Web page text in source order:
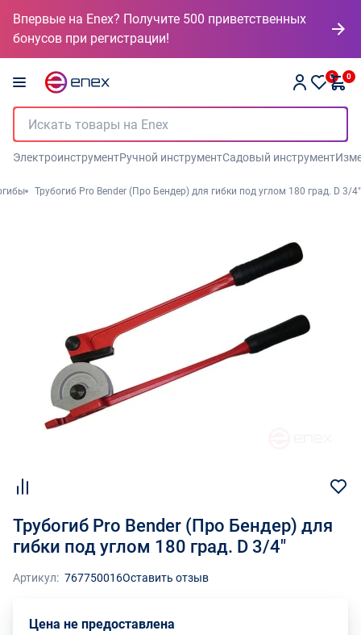
Впервые на Enex? Получите 500 приветственных
бонусов при регистрации!
0 0
ЭлектроинструментРучной инструментСадовый инструмент
Трубогиб Pro Bender (Про Бендер) для гибки под углом 180 град. D 3/4"
Трубогиб Pro Bender (Про Бендер) для
гибки под углом 180 град. D 3/4"
Артикул: 767750016Оставить отзыв
Цена не предоставлена